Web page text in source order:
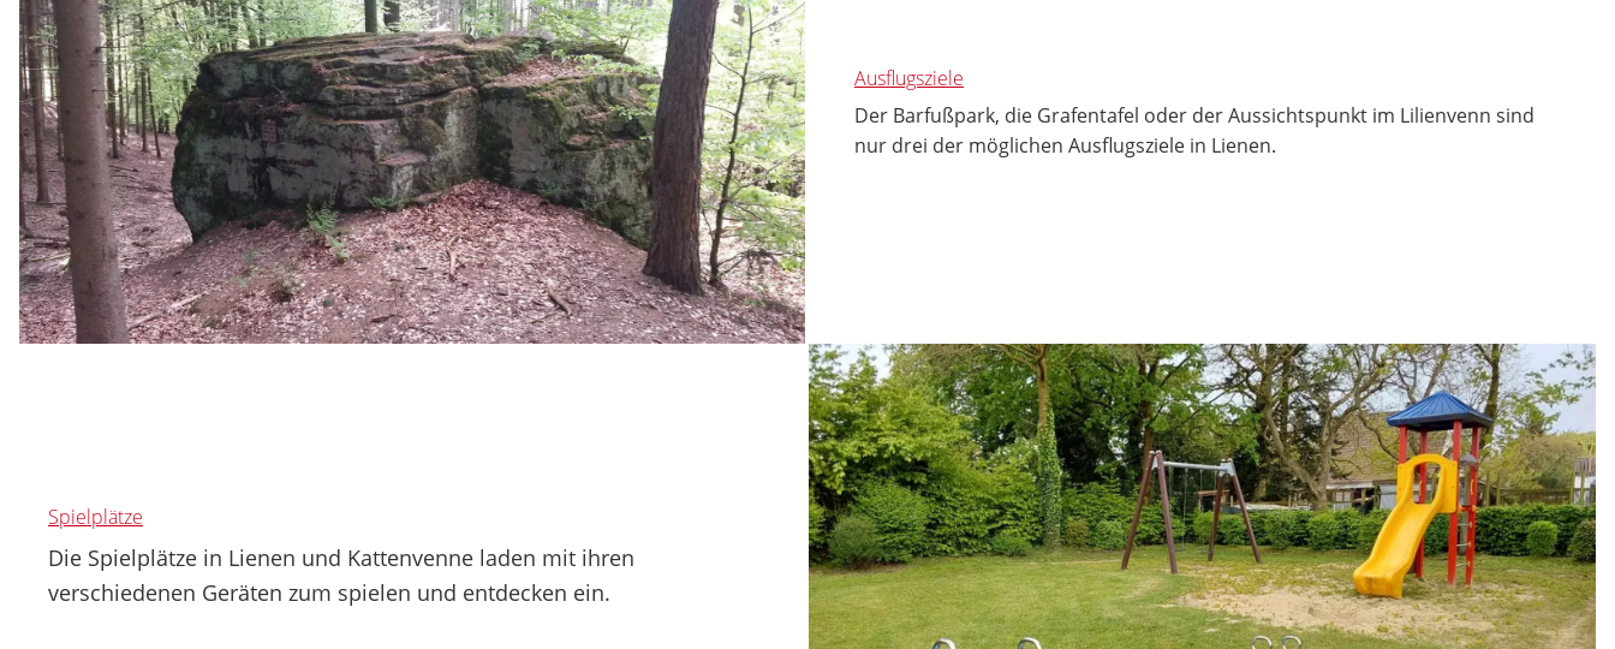
Ausflugsziele
Der Barfußpark, die Grafentafel oder der Aussichtspunkt im Lilienvenn sind
nur drei der möglichen Ausflugsziele in Lienen.
Spielplätze
Die Spielplätze in Lienen und Kattenvenne laden mit ihren
verschiedenen Geräten zum spielen und entdecken ein.